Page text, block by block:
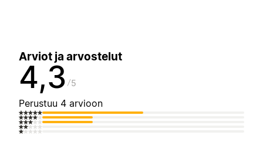
Arviot ja arvostelut
4,3 5
Perustuu 4 arvioon